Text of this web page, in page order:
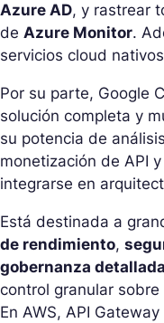
Azure AD, y rastrear
de Azure Monitor.
servicios cloud
Por su parte, Google
solución completa y
su potencia de
monetización de API
integrarse en
Está destinada a
de rendimiento,
gobernanza detallada
control granular
En AWS, API